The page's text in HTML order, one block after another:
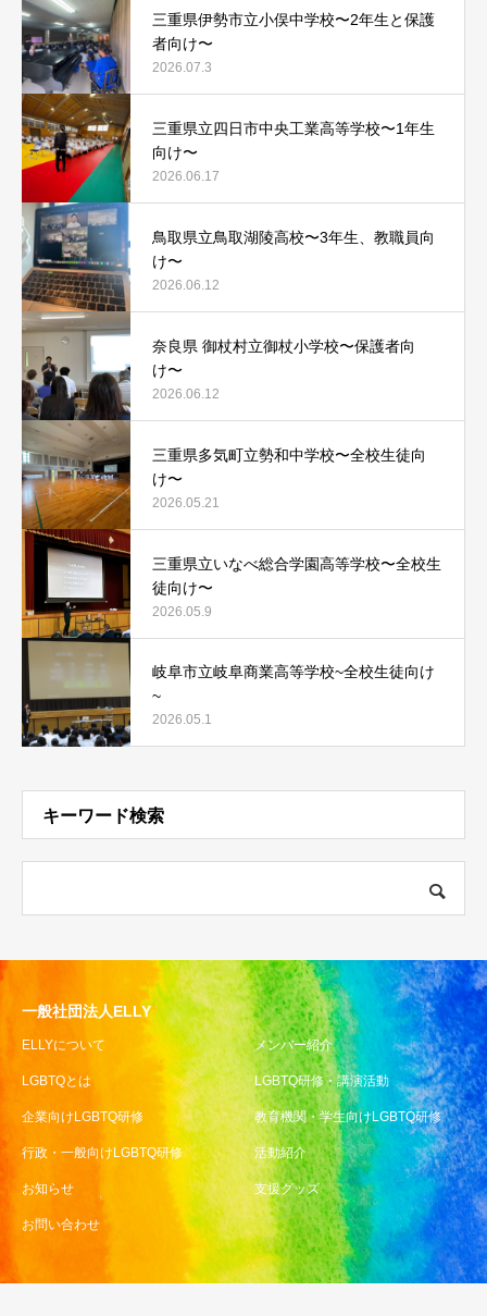
三重県伊勢市立小俣中学校〜2年生と保護
者向け〜
2026.07.3
三重県立四日市中央工業高等学校〜1年生
向け〜
2026.06.17
鳥取県立鳥取湖陵高校〜3年生、教職員向
け〜
2026.06.12
奈良県 御杖村立御杖小学校〜保護者向
け〜
2026.06.12
三重県多気町立勢和中学校〜全校生徒向
け〜
2026.05.21
三重県立いなべ総合学園高等学校〜全校生
徒向け〜
2026.05.9
岐阜市立岐阜商業高等学校~全校生徒向け
~
2026.05.1
キーワード検索
一般社団法人ELLY
ELLYについて メンバー紹介
LGBTQとは LGBTQ研修・講演活動
企業向けLGBTQ研修 教育機関・学生向けLGBTQ研修
行政・一般向けLGBTQ研修 活動紹介
お知らせ 支援グッズ
お問い合わせ